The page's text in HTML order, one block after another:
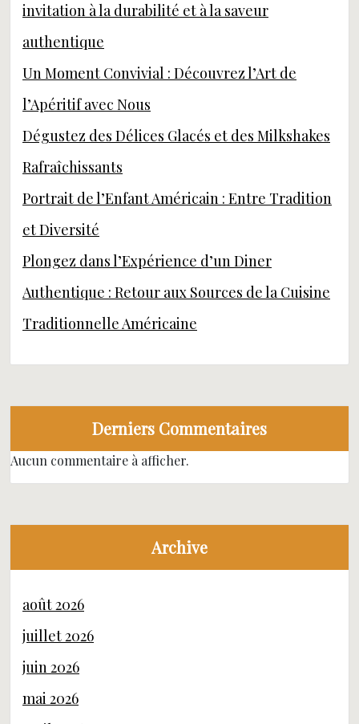
invitation à la durabilité et à la saveur
authentique
Un Moment Convivial : Découvrez l’Art de
l’Apéritif avec Nous
Dégustez des Délices Glacés et des Milkshakes
Rafraîchissants
Portrait de l’Enfant Américain : Entre Tradition
et Diversité
Plongez dans l’Expérience d’un Diner
Authentique : Retour aux Sources de la Cuisine
Traditionnelle Américaine
Derniers Commentaires
Aucun commentaire à afficher.
Archive
août 2026
juillet 2026
juin 2026
mai 2026